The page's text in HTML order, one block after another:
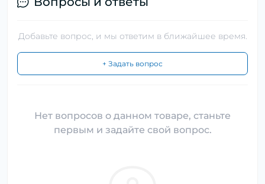
Добавьте вопрос, и мы ответим в ближайшее время.
+ Задать вопрос
Нет вопросов о данном товаре, станьте
первым и задайте свой вопрос.